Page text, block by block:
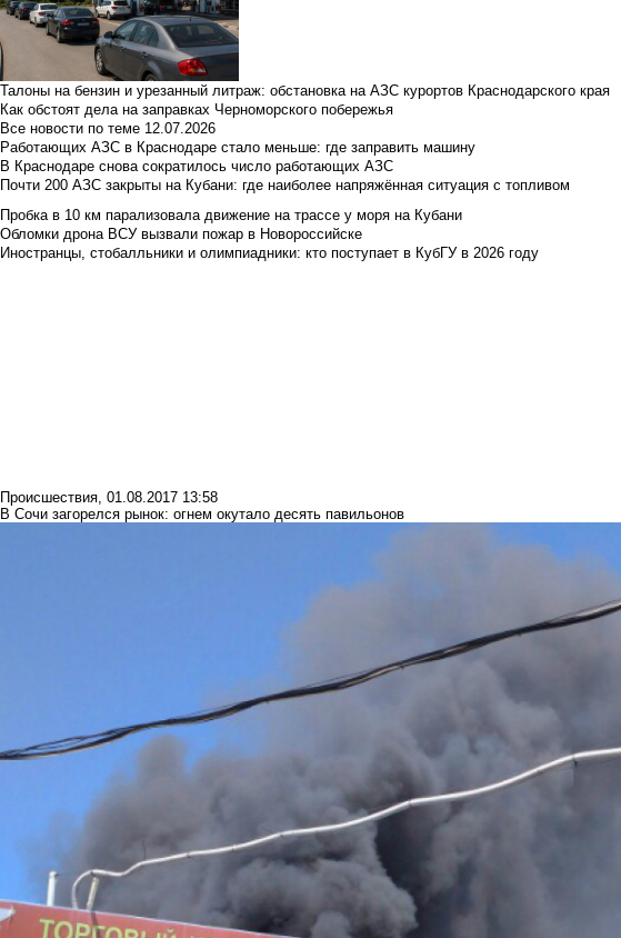
Талоны на бензин и урезанный литраж: обстановка на АЗС курортов Краснодарского края
Как обстоят дела на заправках Черноморского побережья
Все новости по теме 12.07.2026
Работающих АЗС в Краснодаре стало меньше: где заправить машину
В Краснодаре снова сократилось число работающих АЗС
Почти 200 АЗС закрыты на Кубани: где наиболее напряжённая ситуация с топливом
Пробка в 10 км парализовала движение на трассе у моря на Кубани
Обломки дрона ВСУ вызвали пожар в Новороссийске
Иностранцы, стобалльники и олимпиадники: кто поступает в КубГУ в 2026 году
Происшествия, 01.08.2017 13:58
В Сочи загорелся рынок: огнем окутало десять павильонов